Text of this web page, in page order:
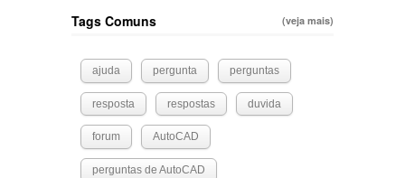
Tags Comuns (veja mais)
ajuda pergunta perguntas
resposta respostas duvida
forum AutoCAD
perguntas de AutoCAD